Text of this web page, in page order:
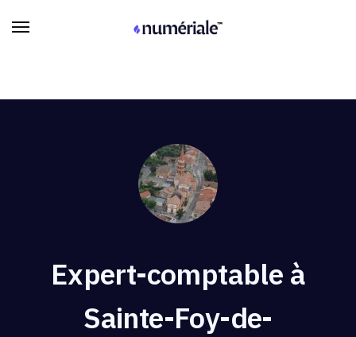
Expert-comptable à
Sainte-Foy-de-